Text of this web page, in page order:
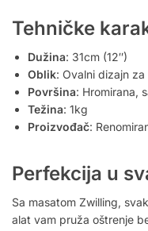
Tehničke
Dužina: 31cm (12″)
Oblik: Ovalni dizajn
Površina: Hromirana,
Težina: 1kg
Proizvođač:
Perfekcija u
Sa masatom Zwilling,
alat vam pruža oštrenje